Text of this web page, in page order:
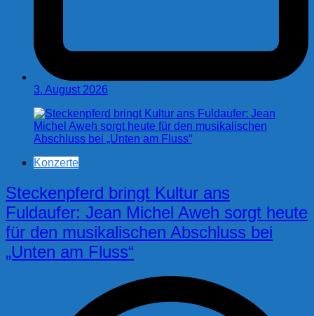
3. August 2026
Konzerte
Steckenpferd bringt Kultur ans
Fuldaufer: Jean Michel Aweh sorgt heute
für den musikalischen Abschluss bei
„Unten am Fluss“